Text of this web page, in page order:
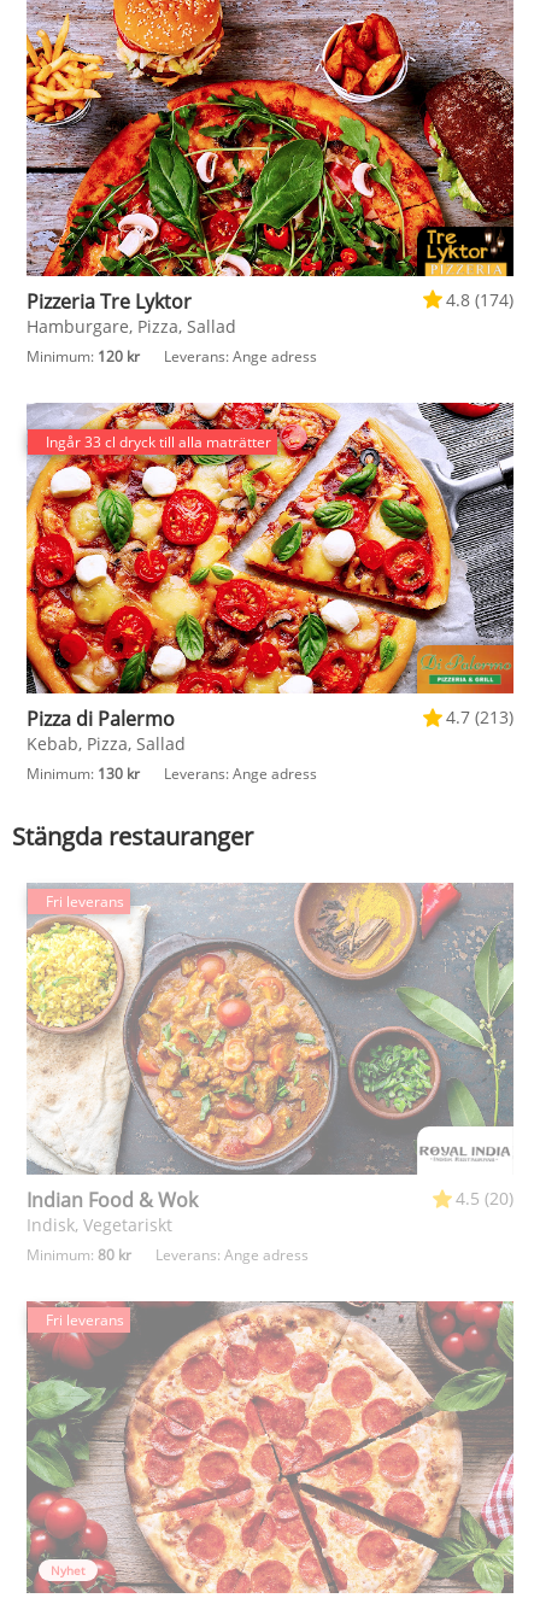
Pizzeria Tre Lyktor
4.8 (174)
Hamburgare, Pizza, Sallad
Minimum: 120 kr Leverans:Ange adress
Pizza di Palermo
4.7 (213)
Kebab, Pizza, Sallad
Minimum: 130 kr Leverans:Ange adress
Ingår 33 cl dryck till alla maträtter
Stängda restauranger
Indian Food & Wok
4.5 (20)
Indisk, Vegetariskt
Minimum: 80 kr Leverans: Ange adress
Fri leverans
Nyhet
Fri leverans